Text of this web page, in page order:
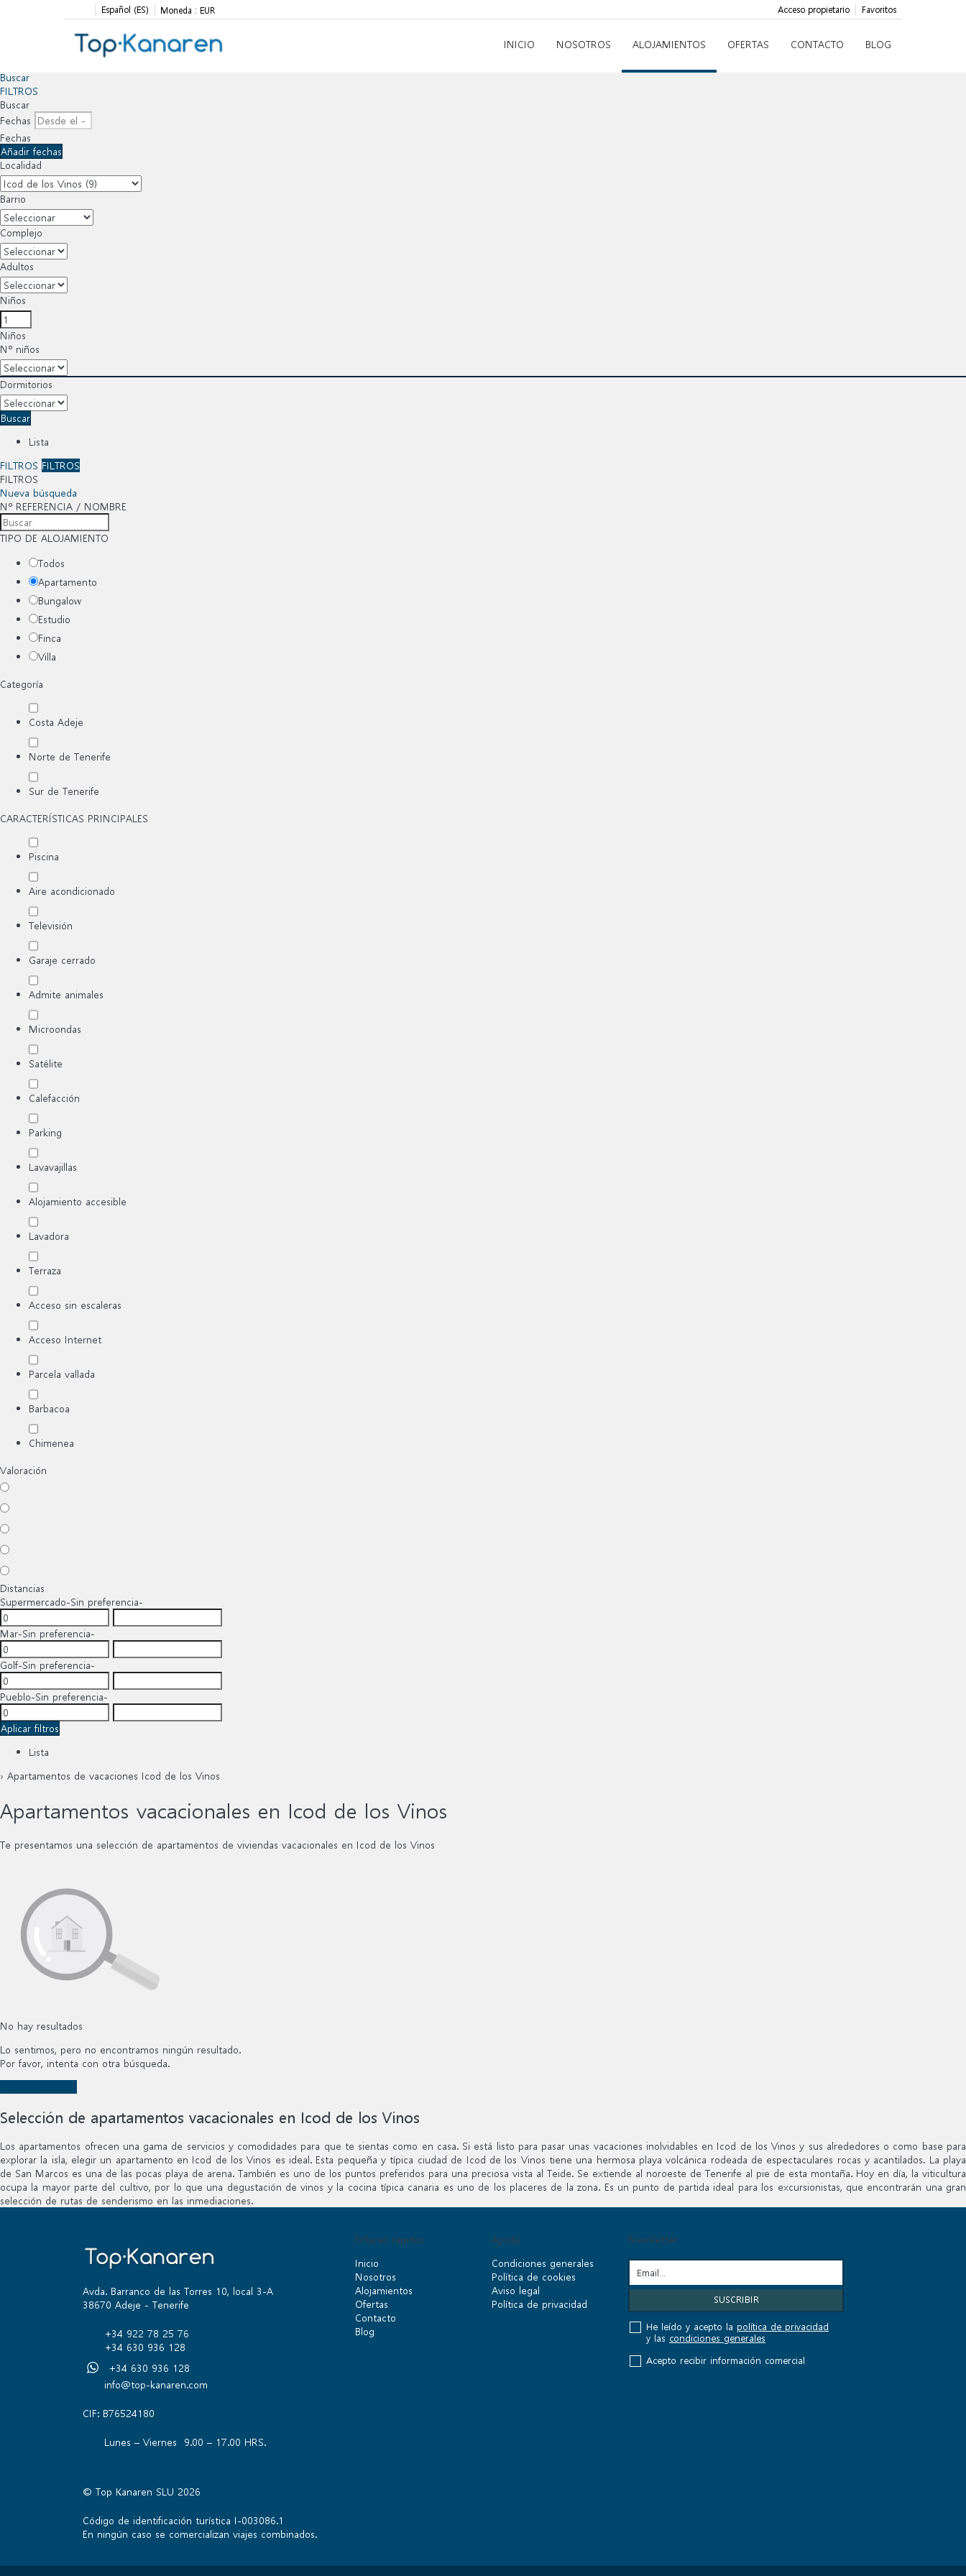
Español (ES) Moneda : EUR Favoritos
Acceso propietario
INICIO NOSOTROS ALOJAMIENTOS OFERTAS CONTACTO BLOG
Buscar
FILTROS
Buscar
Fechas
Fechas
Añadir fechas
Localidad
Barrio
Complejo
Adultos
Niños
Niños
Nº niños
Dormitorios
Buscar
Lista
FILTROS FILTROS
FILTROS
Nueva búsqueda
Nº REFERENCIA / NOMBRE
TIPO DE ALOJAMIENTO
Todos
Apartamento
Bungalow
Estudio
Finca
Villa
Categoría
Costa Adeje
Norte de Tenerife
Sur de Tenerife
CARACTERÍSTICAS PRINCIPALES
Piscina
Aire acondicionado
Televisión
Garaje cerrado
Admite animales
Microondas
Satélite
Calefacción
Parking
Lavavajillas
Alojamiento accesible
Lavadora
Terraza
Acceso sin escaleras
Acceso Internet
Parcela vallada
Barbacoa
Chimenea
Valoración
Distancias
Supermercado-Sin preferencia-
Mar-Sin preferencia-
Golf-Sin preferencia-
Pueblo-Sin preferencia-
Aplicar filtros
Lista
› Apartamentos de vacaciones Icod de los Vinos
Apartamentos vacacionales en Icod de los Vinos
Te presentamos una selección de apartamentos de viviendas vacacionales en Icod de los Vinos
No hay resultados
Lo sentimos, pero no encontramos ningún resultado.
Por favor, intenta con otra búsqueda.
Selección de apartamentos vacacionales en Icod de los Vinos
Los apartamentos ofrecen una gama de servicios y comodidades para que te sientas como en casa. Si está listo para pasar unas vacaciones inolvidables en Icod de los Vinos y sus alrededores o como base para
explorar la isla, elegir un apartamento en Icod de los Vinos es ideal. Esta pequeña y típica ciudad de Icod de los Vinos tiene una hermosa playa volcánica rodeada de espectaculares rocas y acantilados. La playa
de San Marcos es una de las pocas playa de arena. También es uno de los puntos preferidos para una preciosa vista al Teide. Se extiende al noroeste de Tenerife al pie de esta montaña. Hoy en día, la viticultura
ocupa la mayor parte del cultivo, por lo que una degustación de vinos y la cocina típica canaria es uno de los placeres de la zona. Es un punto de partida ideal para los excursionistas, que encontrarán una gran
selección de rutas de senderismo en las inmediaciones.
Avda. Barranco de las Torres 10, local 3-A
38670 Adeje - Tenerife
+34 922 78 25 76
+34 630 936 128
+34 630 936 128
info@top-kanaren.com
CIF: B76524180
Lunes – Viernes 9.00 – 17.00 HRS.
© Top Kanaren SLU 2026
Código de identificación turística I-003086.1
En ningún caso se comercializan viajes combinados.
Enlaces rápidos
Inicio
Nosotros
Alojamientos
Ofertas
Contacto
Blog
Ayuda
Condiciones generales
Política de cookies
Aviso legal
Política de privacidad
Newsletter
He leído y acepto la política de privacidad
y las condiciones generales
Acepto recibir información comercial